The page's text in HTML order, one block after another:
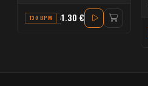
130 BPM A1.30 €